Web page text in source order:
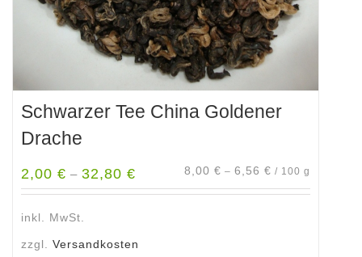
werden
Schwarzer Tee China Goldener
Drache
2,00 € – 32,80 € 8,00 € – 6,56 € / 100 g
inkl. MwSt.
zzgl. Versandkosten